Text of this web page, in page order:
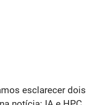
esclarecer dois